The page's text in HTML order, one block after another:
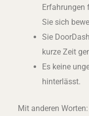
Erfahrungen
Sie sich
Sie
kurze Zeit
Es keine
hinterlässt.
Mit anderen